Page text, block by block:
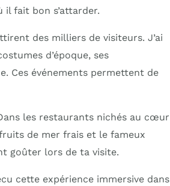
fait bon s’attarder.
des milliers de visiteurs. J’ai
d’époque, ses
Ces événements permettent de
les restaurants nichés au cœur
de mer frais et le fameux
goûter lors de ta visite.
cette expérience immersive dans